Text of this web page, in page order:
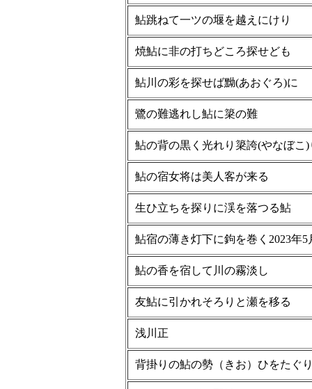
鮎跳ねて一ツの堰を越えにけり
焼鮎に非の打ちどころ探せども
鮎川の彩を探せば黝(あおぐろ)に
鷺の難逃れし鮎に簗の難
鮎の背の黒く光れり簗誇(やなぼこ)
鮎の宿女将は美人客が来る
生ひ立ちを探りに渓を落つる鮎
鮎宿の薄き灯下に鉤を巻く 2023年5
鮎の香を宿して川の霧淡し
友鮎に引かれそろりと瀬を移る
浅川正
背掛りの鮎の勢（きお）ひをたぐ